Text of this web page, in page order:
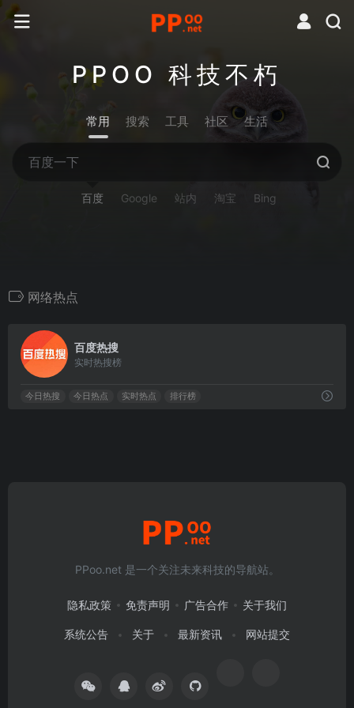
PPOO 科技不朽
常用 搜索 工具 社区 生活
百度 Google 站内 淘宝 Bing
网络热点
百度热搜
实时热搜榜
今日热搜 今日热点 实时热点 排行榜
PPoo.net 是一个关注未来科技的导航站。
隐私政策 免责声明 广告合作 关于我们
系统公告 关于 最新资讯 网站提交